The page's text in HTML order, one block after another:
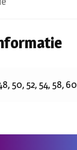
50, 52, 54, 58, 60